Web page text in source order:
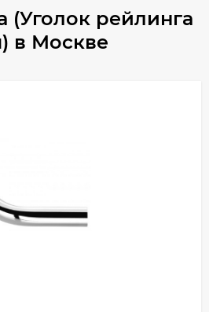
(Уголок рейлинга
в Москве